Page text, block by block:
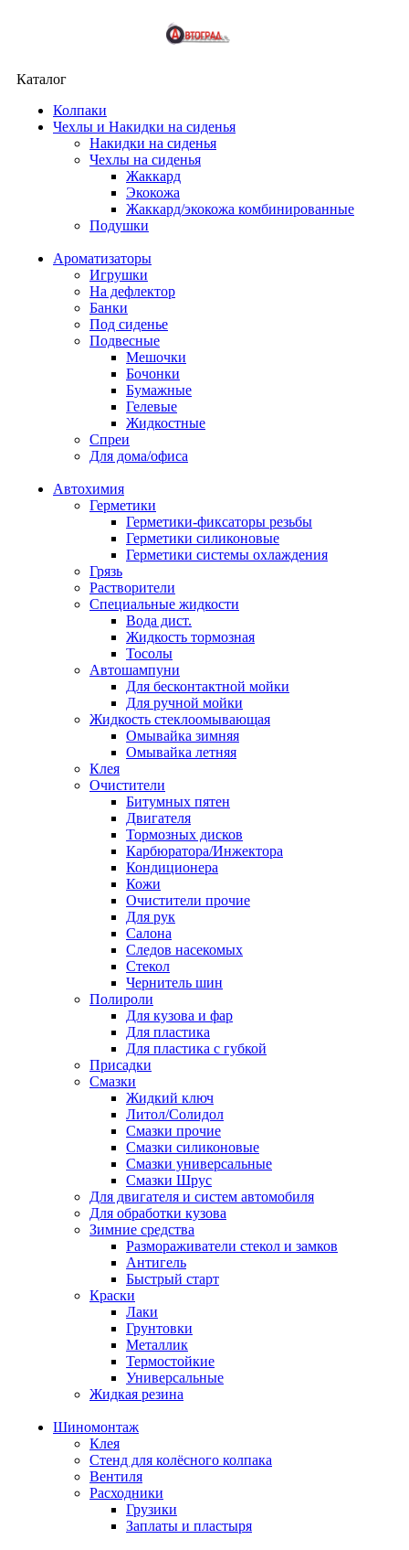
Каталог
Колпаки
Чехлы и Накидки на сиденья
Накидки на сиденья
Чехлы на сиденья
Жаккард
Экокожа
Жаккард/экокожа комбинированные
Подушки
Ароматизаторы
Игрушки
На дефлектор
Банки
Под сиденье
Подвесные
Мешочки
Бочонки
Бумажные
Гелевые
Жидкостные
Спреи
Для дома/офиса
Автохимия
Герметики
Герметики-фиксаторы резьбы
Герметики силиконовые
Герметики системы охлаждения
Грязь
Растворители
Специальные жидкости
Вода дист.
Жидкость тормозная
Тосолы
Автошампуни
Для бесконтактной мойки
Для ручной мойки
Жидкость стеклоомывающая
Омывайка зимняя
Омывайка летняя
Клея
Очистители
Битумных пятен
Двигателя
Тормозных дисков
Карбюратора/Инжектора
Кондиционера
Кожи
Очистители прочие
Для рук
Салона
Следов насекомых
Стекол
Чернитель шин
Полироли
Для кузова и фар
Для пластика
Для пластика с губкой
Присадки
Смазки
Жидкий ключ
Литол/Солидол
Смазки прочие
Смазки силиконовые
Смазки универсальные
Смазки Шрус
Для двигателя и систем автомобиля
Для обработки кузова
Зимние средства
Размораживатели стекол и замков
Антигель
Быстрый старт
Краски
Лаки
Грунтовки
Металлик
Термостойкие
Универсальные
Жидкая резина
Шиномонтаж
Клея
Стенд для колёсного колпака
Вентиля
Расходники
Грузики
Заплаты и пластыря